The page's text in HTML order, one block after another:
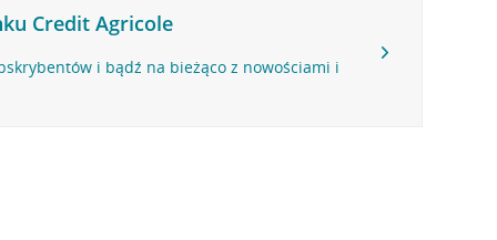
Credit Agricole
i bądź na bieżąco z nowościami i